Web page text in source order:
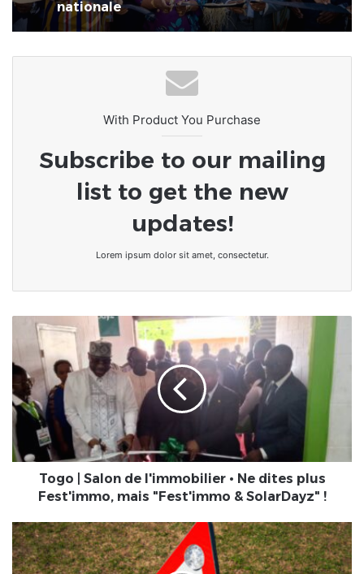
Togo : Vers une économie de
transformation et de fierté
La 7ème Foire Made in Togo au
CETEF Togo 2000 bat déjà son plein
With Product You Purchase
Subscribe to our mailing
list to get the new
updates!
Lorem ipsum dolor sit amet, consectetur.
de
l'immobilier
•
Ne
plus
Fest'immo,
&
SolarDayz"
!
Togo | Salon de l'immobilier • Ne dites plus
Fest'immo, mais "Fest'immo & SolarDayz" !
Togo
•Tragédie
: